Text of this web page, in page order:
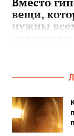
вещи,
нужны